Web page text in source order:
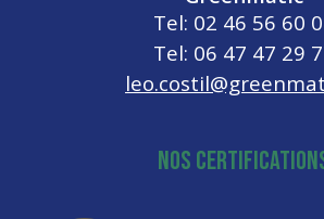
Tel: 02 46 56 60
Tel: 06 47 47 29
NOS